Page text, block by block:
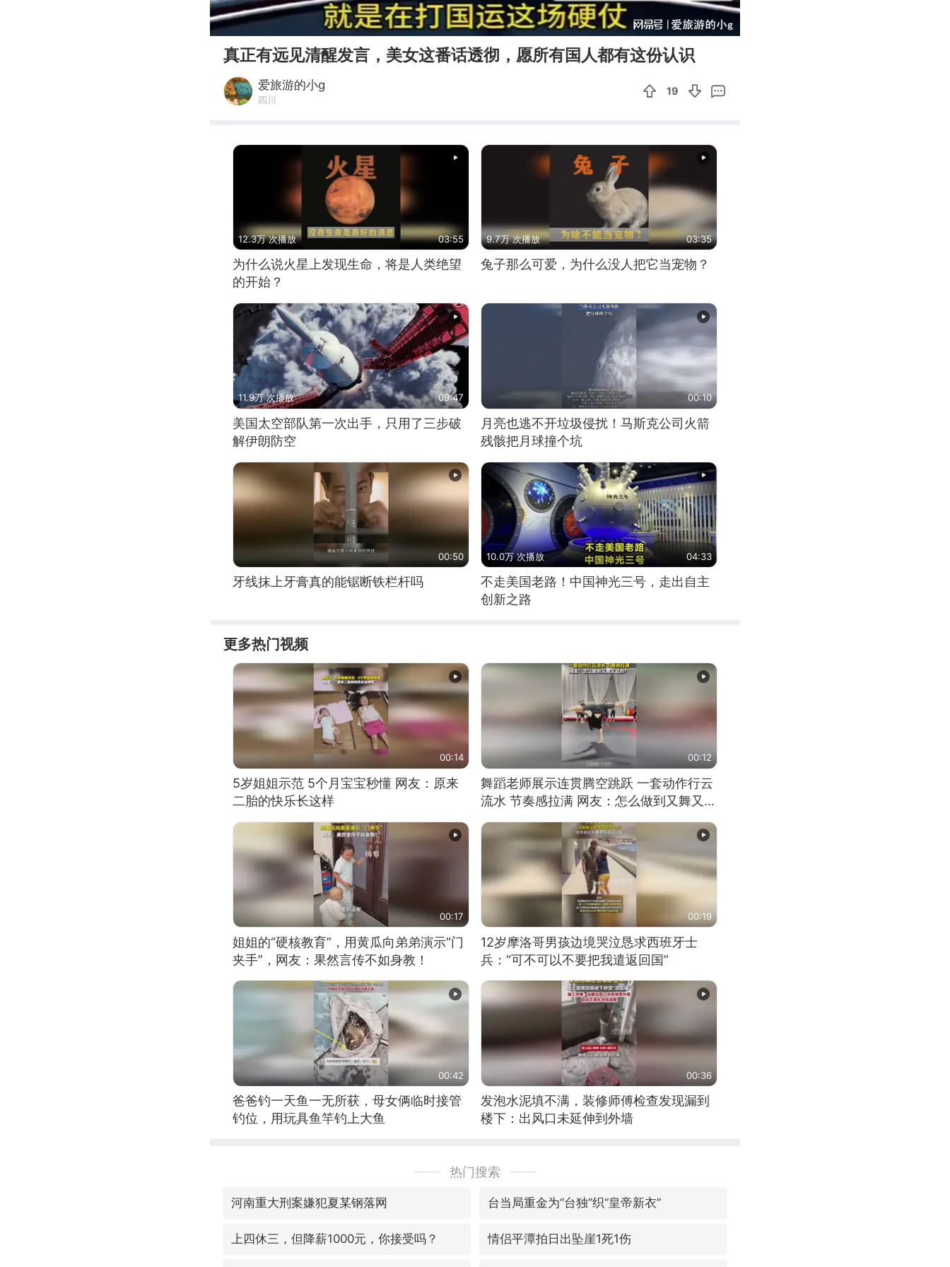
00:00 04:42
真正有远见清醒发言，美女这番话透彻，愿所有国人都有这份认识
爱旅游的小g
四川
19
12.3万 次播放 03:55
为什么说火星上发现生命，将是人类绝望
的开始？
9.7万 次播放 03:35
兔子那么可爱，为什么没人把它当宠物？
11.9万 次播放 09:47
美国太空部队第一次出手，只用了三步破
解伊朗防空
00:10
月亮也逃不开垃圾侵扰！马斯克公司火箭
残骸把月球撞个坑
00:50
牙线抹上牙膏真的能锯断铁栏杆吗
10.0万 次播放 04:33
不走美国老路！中国神光三号，走出自主
创新之路
更多热门视频
00:14
5岁姐姐示范 5个月宝宝秒懂 网友：原来
二胎的快乐长这样
00:12
舞蹈老师展示连贯腾空跳跃 一套动作行云
流水 节奏感拉满 网友：怎么做到又舞又武
00:17
姐姐的“硬核教育”，用黄瓜向弟弟演示“门
夹手”，网友：果然言传不如身教！
00:19
12岁摩洛哥男孩边境哭泣恳求西班牙士
兵：“可不可以不要把我遣返回国”
00:42
爸爸钓一天鱼一无所获，母女俩临时接管
钓位，用玩具鱼竿钓上大鱼
00:36
发泡水泥填不满，装修师傅检查发现漏到
楼下：出风口未延伸到外墙
热门搜索
河南重大刑案嫌犯夏某钢落网 台当局重金为“台独”织“皇帝新衣”
上四休三，但降薪1000元，你接受吗？ 情侣平潭拍日出坠崖1死1伤